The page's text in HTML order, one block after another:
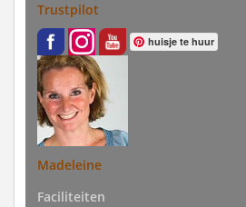
Trustpilot
huisje te huur
Madeleine
Faciliteiten